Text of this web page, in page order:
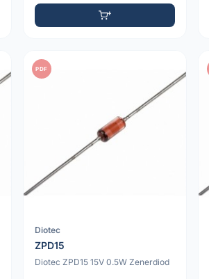
PDF
Diotec
ZPD15
Diotec ZPD15 15V 0.5W Zenerdiod